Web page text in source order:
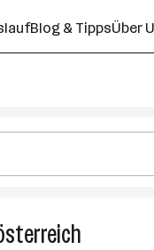
Blog & TippsÜber